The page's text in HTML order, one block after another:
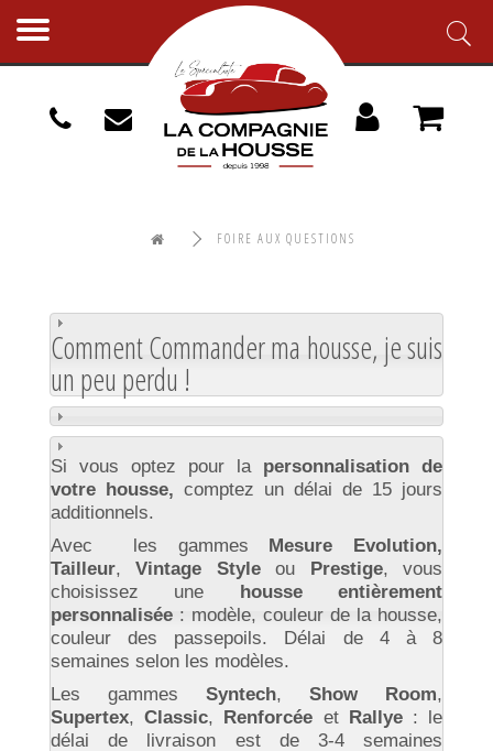
Toggle
FOIRE AUX QUESTIONS
Comment Commander ma housse, je suis
un peu perdu !
Si vous optez pour la personnalisation de
votre housse, comptez un délai de 15 jours
additionnels.
Avec les gammes Mesure Evolution,
Tailleur,Vintage Styleou Prestige, vous
choisissez une housse entièrement
personnalisée : modèle, couleur de la housse,
couleur des passepoils. Délai de 4 à 8
semaines selon les modèles.
Les gammes Syntech, Show Room,
Supertex,Classic, Renforcée et Rallye: le
délai de livraison est de 3-4 semaines